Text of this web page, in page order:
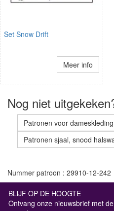
Set Snow Drift
Meer info
Nog niet
Patronen voor
Patronen sjaal, snood
Nummer patroon : 29910-12-242
BLIJF OP DE HOOGTE
Ontvang onze nieuwsbrief met